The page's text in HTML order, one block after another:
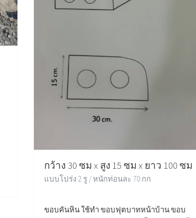
กว้าง 30 ซม x สูง 15 ซม x ยาว 100 ซม
แบบโปร่ง 2 รู / หนักท่อนละ 70 กก
ขอบคันหิน ใช้ทำ ขอบฟุตบาทหน้าบ้าน ขอบ